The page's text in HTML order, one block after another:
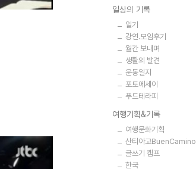
일상의 기록
일기
강연.모임후기
월간 보내며
생활의 발견
운동일지
포토에세이
푸드테라피
여행기획&기록
여행문화기획
산티아고BuenCamino
글쓰기 캠프
한국